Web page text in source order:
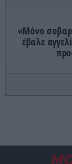
«Μόνο
έβαλε
Τα 600